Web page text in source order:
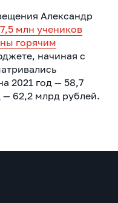
Александр
7,5 млн учеников
горячим
начиная с
2021 год — 58,7
— 62,2 млрд рублей.